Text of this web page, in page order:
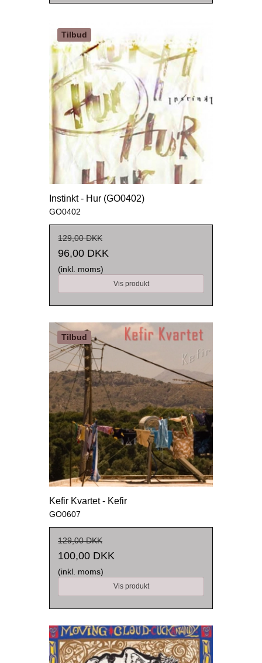
Tilbud
Instinkt - Hur (GO0402)
GO0402
129,00 DKK
96,00 DKK
(inkl. moms)
Vis produkt
Tilbud
Kefir Kvartet - Kefir
GO0607
129,00 DKK
100,00 DKK
(inkl. moms)
Vis produkt